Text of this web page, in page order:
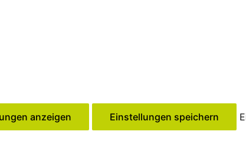
anzeigen Einstellungen speichern